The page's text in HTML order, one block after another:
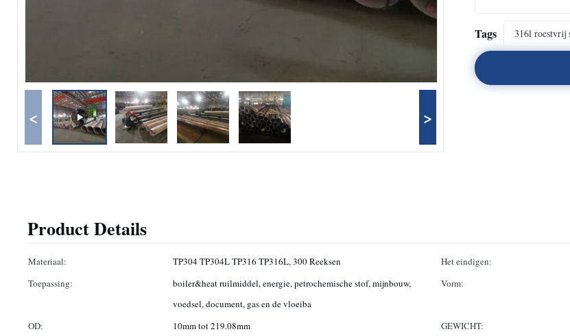
< >
Tags 316l roestvrij
Product Details
Materiaal: TP304 TP304L TP316 TP316L, 300 Reeksen Het eindigen:
Toepassing:
boiler&heat ruilmiddel, energie, petrochemische stof, mijnbouw,
voedsel, document, gas en de vloeiba
Vorm:
OD: 10mm tot 219.08mm GEWICHT: